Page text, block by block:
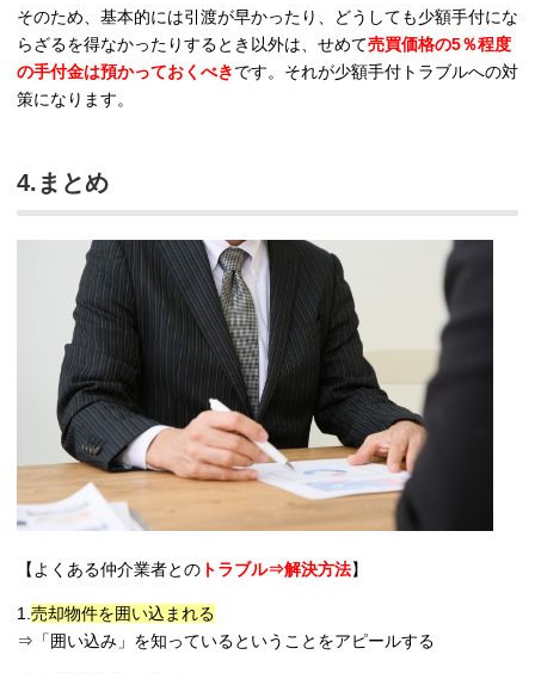
そのため、基本的には引渡が早かったり、どうしても少額手付にな
らざるを得なかったりするとき以外は、せめて売買価格の5％程度
の手付金は預かっておくべきです。それが少額手付トラブルへの対
策になります。
4.まとめ
【よくある仲介業者との トラブル⇒解決方法】
1. 売却物件を囲い込まれる
⇒「囲い込み」を知っているということをアピールする